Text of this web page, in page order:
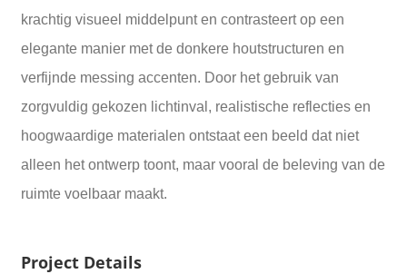
krachtig visueel middelpunt en contrasteert op een
elegante manier met de donkere houtstructuren en
verfijnde messing accenten. Door het gebruik van
zorgvuldig gekozen lichtinval, realistische reflecties en
hoogwaardige materialen ontstaat een beeld dat niet
alleen het ontwerp toont, maar vooral de beleving van de
ruimte voelbaar maakt.
Project Details